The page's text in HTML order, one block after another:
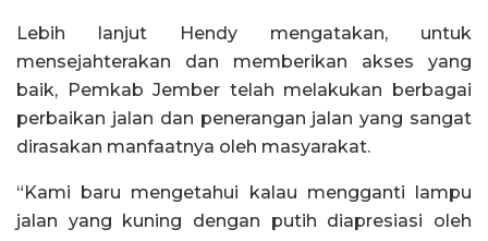
Lebih lanjut Hendy mengatakan, untuk
mensejahterakan dan memberikan akses yang
baik, Pemkab Jember telah melakukan berbagai
perbaikan jalan dan penerangan jalan yang sangat
dirasakan manfaatnya oleh masyarakat.
“Kami baru mengetahui kalau mengganti lampu
jalan yang kuning dengan putih diapresiasi oleh